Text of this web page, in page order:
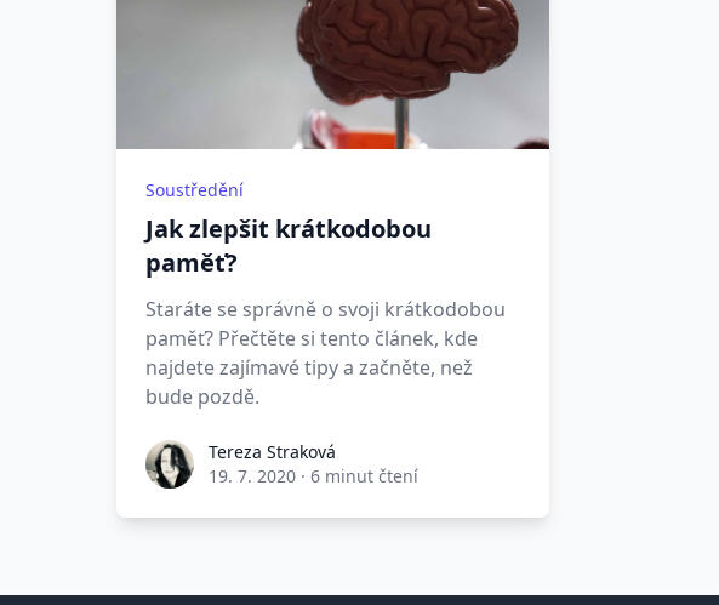
Soustředění
Jak zlepšit krátkodobou
paměť?
Staráte se správně o svoji krátkodobou
paměť? Přečtěte si tento článek, kde
najdete zajímavé tipy a začněte, než
bude pozdě.
Tereza Straková
19. 7. 2020 · 6 minut čtení